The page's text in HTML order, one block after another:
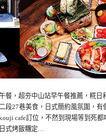
餐，超夯中山站早午餐推薦，糀日
段27巷美食，日式簡約風氛圍，有
cafe訂位，不然到現場等到死都
式烤飯糰定…